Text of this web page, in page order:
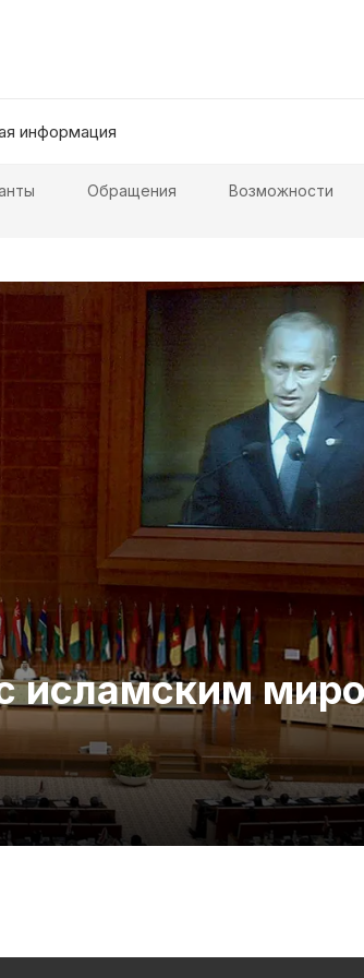
информация
Обращения Возможности
исламским